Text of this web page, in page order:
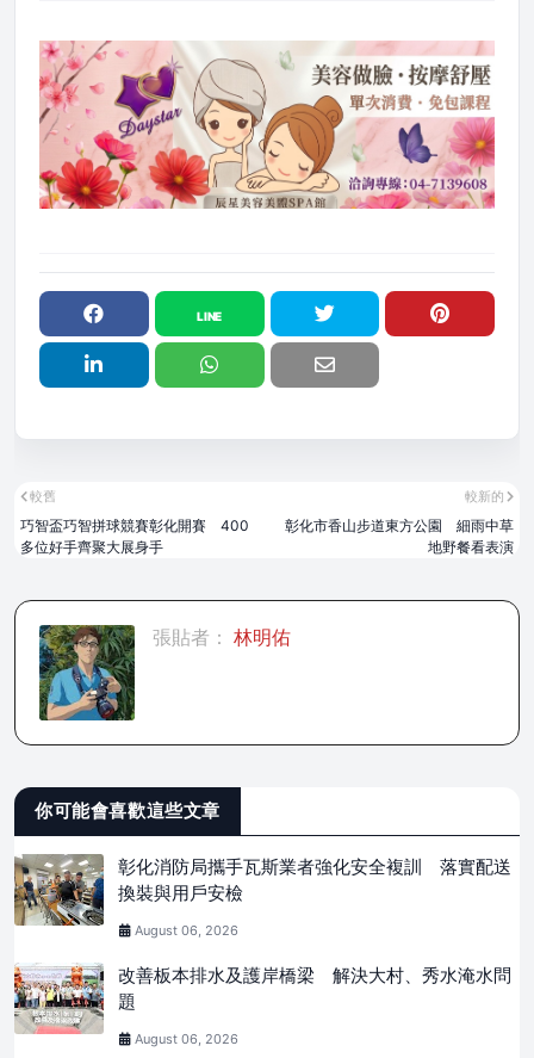
較新的
彰化市香山步道東方公園 細雨中草
地野餐看表演
較舊
巧智盃巧智拼球競賽彰化開賽 400
多位好手齊聚大展身手
張貼者： 林明佑
你可能會喜歡這些文章
彰化消防局攜手瓦斯業者強化安全複訓 落實配送
換裝與用戶安檢
August 06, 2026
改善板本排水及護岸橋梁 解決大村、秀水淹水問
題
August 06, 2026